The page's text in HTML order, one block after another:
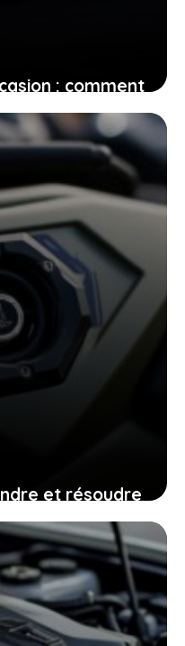
: comment
en évitant
et résoudre
sur